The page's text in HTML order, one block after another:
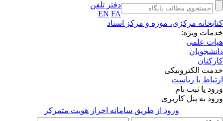
دفتر تلفن
EN FA
مرکزی، موزه و مرکز اسناد
ویژه:
علمی
الکترونیکی
با ریاست
یا ثبت نام
به پنل کاربری
ورود از طريق سامانه احراز هويت متمركز